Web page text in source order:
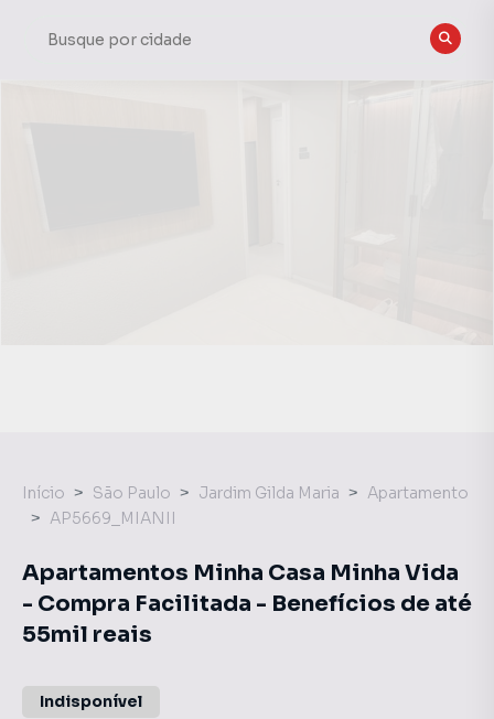
Início São Paulo Jardim Gilda Maria
Apartamento
AP5669_MIANII
Apartamentos Minha Casa Minha Vida
- Compra Facilitada - Benefícios de até
55mil reais
Indisponível